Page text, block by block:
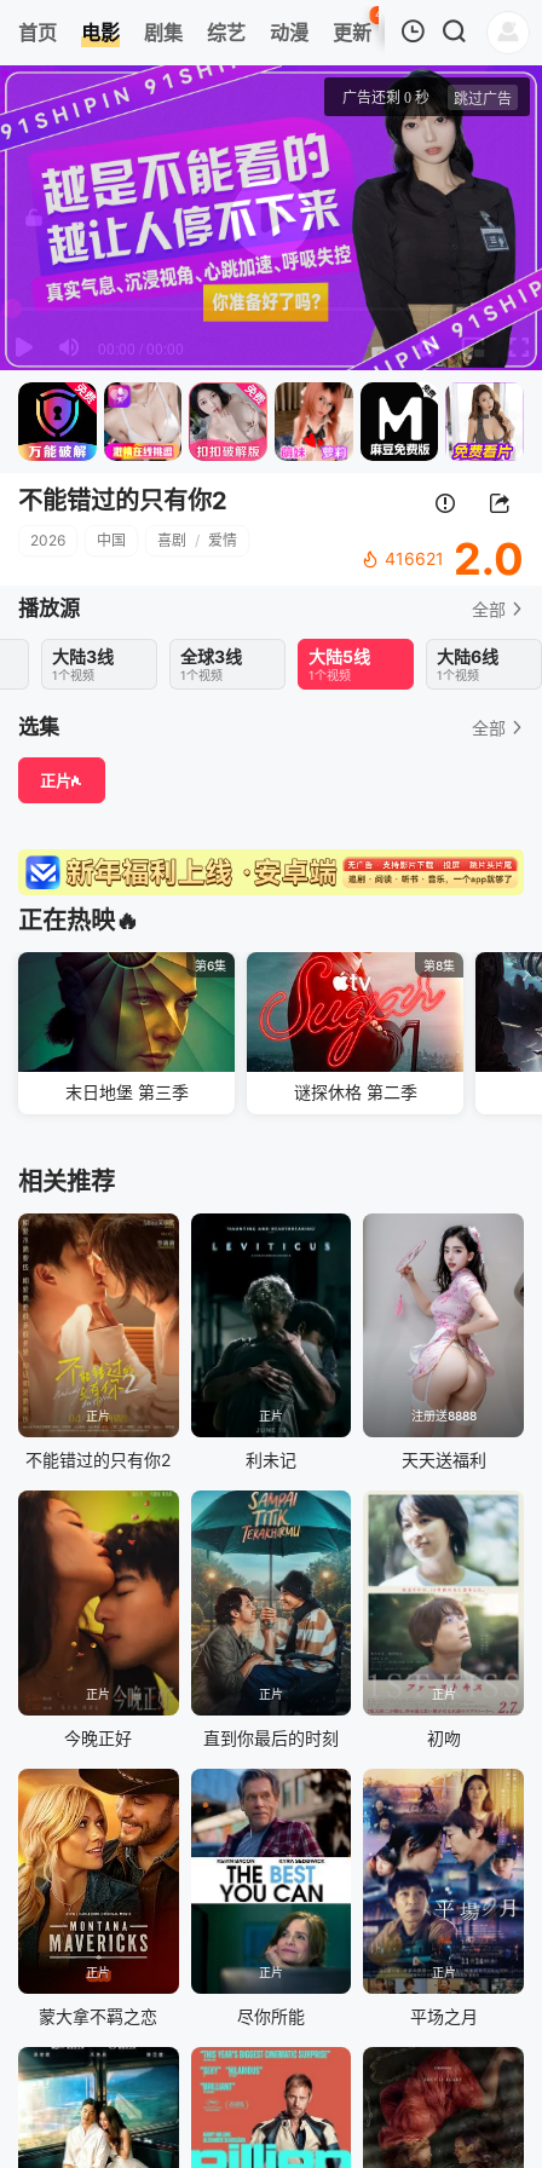
首页 电影 剧集 综艺 动漫 更新
48
热榜 APP
我的观影记录
正片
不能错过的只有你2
清空
不能错过的只有你2
2026 中国 喜剧 / 爱情
416621 2.0
播放源 全部
大陆3线
1个视频
全球3线
1个视频
大陆5线
1个视频
大陆6线
1个视频
选集 全部
正片
正在热映🔥
第6集
末日地堡 第三季
第8集
谜探休格 第二季
相关推荐
正片
不能错过的只有你2
正片
利未记
注册送8888
天天送福利
正片
今晚正好
正片
直到你最后的时刻
正片
初吻
正片
蒙大拿不羁之恋
正片
尽你所能
正片
平场之月